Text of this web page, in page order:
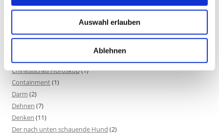
Auswahl erlauben
Ablehnen
Blut(1)
Bodyshame(2)
Chinesisches Horoskop(1)
Containment(1)
Darm (2)
Dehnen (7)
Denken (11)
Der nach unten schauende Hund (2)